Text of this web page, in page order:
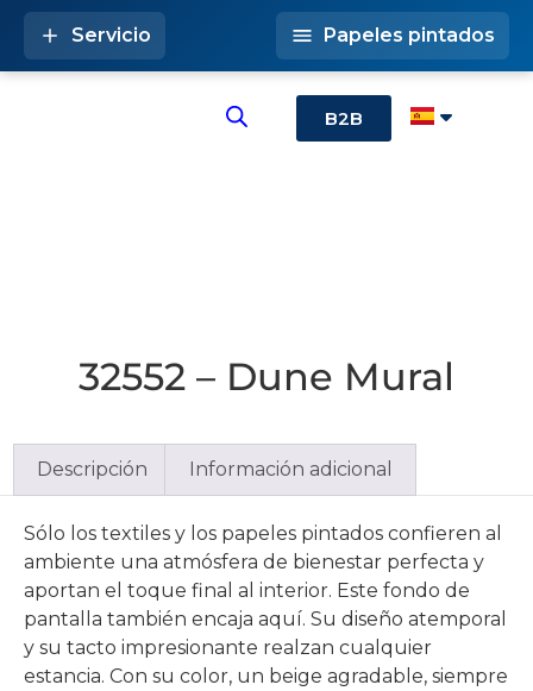
B2B
Servicio Papeles pintados
32552 – Dune Mural
Descripción Información adicional
Sólo los textiles y los papeles pintados confieren al
ambiente una atmósfera de bienestar perfecta y
aportan el toque final al interior. Este fondo de
pantalla también encaja aquí. Su diseño atemporal
y su tacto impresionante realzan cualquier
estancia. Con su color, un beige agradable, siempre